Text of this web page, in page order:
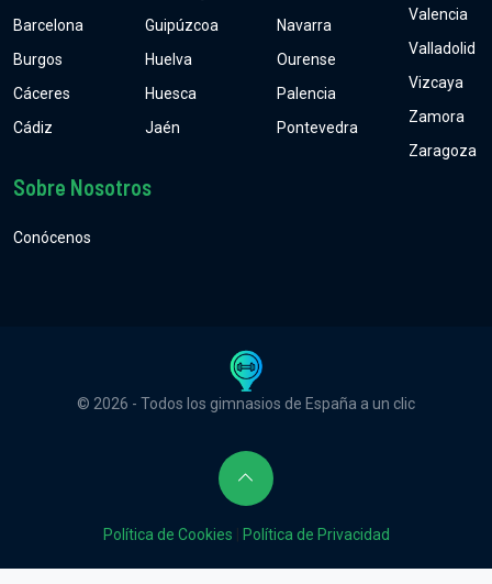
Barcelona
Burgos
Cáceres
Cádiz
Guipúzcoa
Huelva
Huesca
Jaén
Navarra
Ourense
Palencia
Pontevedra
Valencia
Valladolid
Vizcaya
Zamora
Zaragoza
Sobre Nosotros
Conócenos
© 2026 - Todos los gimnasios de España a un clic
Política de Cookies Política de Privacidad